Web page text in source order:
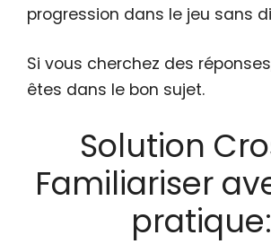
progression dans le jeu sans
Si vous cherchez des
êtes dans le bon sujet.
Solution
Familiariser
pratique: